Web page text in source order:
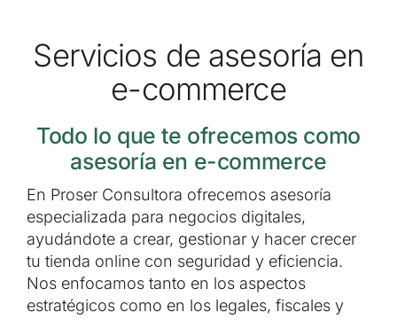
Servicios de asesoría en
e-commerce
Todo lo que te ofrecemos como
asesoría en e-commerce
En Proser Consultora ofrecemos asesoría
especializada para negocios digitales,
ayudándote a crear, gestionar y hacer crecer
tu tienda online con seguridad y eficiencia.
Nos enfocamos tanto en los aspectos
estratégicos como en los legales, fiscales y